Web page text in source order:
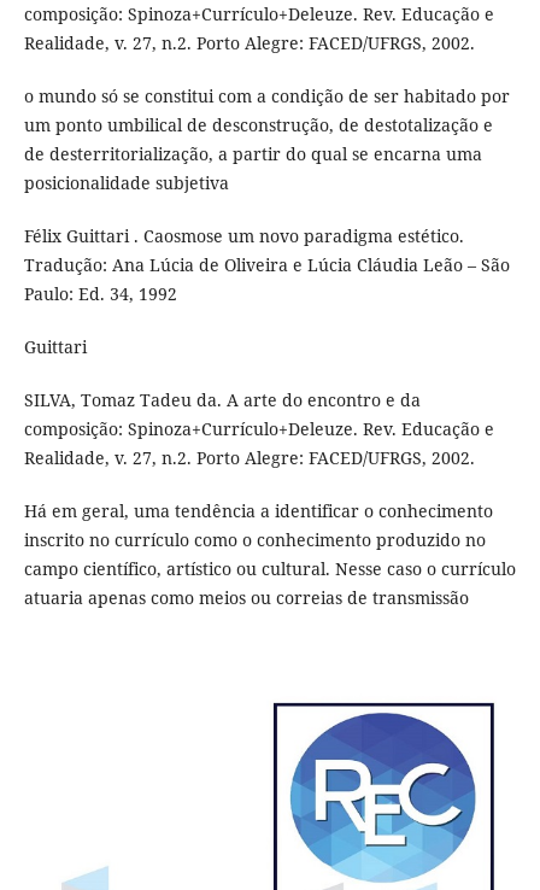
composição: Spinoza+Currículo+Deleuze. Rev. Educação e
Realidade, v. 27, n.2. Porto Alegre: FACED/UFRGS, 2002.
o mundo só se constitui com a condição de ser habitado por
um ponto umbilical de desconstrução, de destotalização e
de desterritorialização, a partir do qual se encarna uma
posicionalidade subjetiva
Félix Guittari . Caosmose um novo paradigma estético.
Tradução: Ana Lúcia de Oliveira e Lúcia Cláudia Leão – São
Paulo: Ed. 34, 1992
Guittari
SILVA, Tomaz Tadeu da. A arte do encontro e da
composição: Spinoza+Currículo+Deleuze. Rev. Educação e
Realidade, v. 27, n.2. Porto Alegre: FACED/UFRGS, 2002.
Há em geral, uma tendência a identificar o conhecimento
inscrito no currículo como o conhecimento produzido no
campo científico, artístico ou cultural. Nesse caso o currículo
atuaria apenas como meios ou correias de transmissão